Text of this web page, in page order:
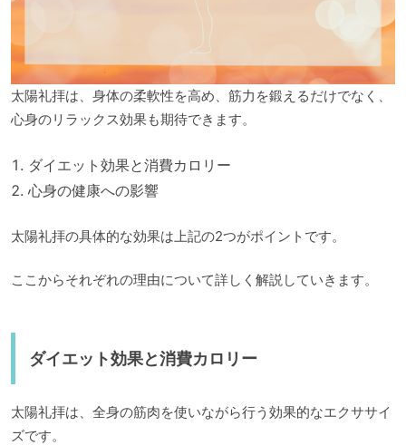
太陽礼拝は、身体の柔軟性を高め、筋力を鍛えるだけでなく、
心身のリラックス効果も期待できます。
ダイエット効果と消費カロリー
心身の健康への影響
太陽礼拝の具体的な効果は上記の2つがポイントです。
ここからそれぞれの理由について詳しく解説していきます。
ダイエット効果と消費カロリー
太陽礼拝は、全身の筋肉を使いながら行う効果的なエクササイ
ズです。